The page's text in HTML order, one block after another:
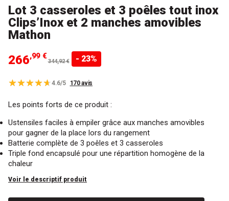
Lot 3 casseroles et 3 poêles tout inox
Clips’Inox et 2 manches amovibles
Mathon
266,99 €
344,92 € - 23%
4.6/5 170 avis
Les points forts de ce produit :
Ustensiles faciles à empiler grâce aux manches amovibles
pour gagner de la place lors du rangement
Batterie complète de 3 poêles et 3 casseroles
Triple fond encapsulé pour une répartition homogène de la
chaleur
Voir le descriptif produit